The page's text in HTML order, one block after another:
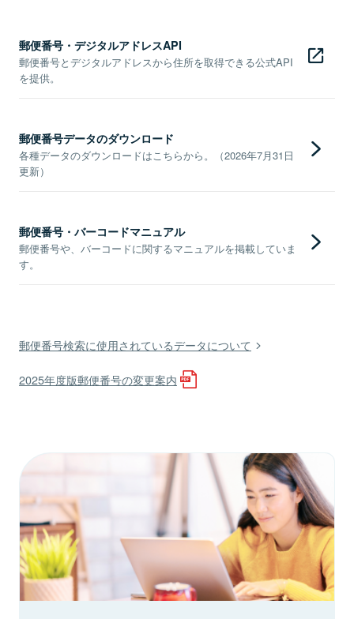
郵便番号・デジタルアドレスAPI
郵便番号とデジタルアドレスから住所を取得できる公式API
を提供。
郵便番号データのダウンロード
各種データのダウンロードはこちらから。（2026年7月31日
更新）
郵便番号・バーコードマニュアル
郵便番号や、バーコードに関するマニュアルを掲載していま
す。
郵便番号検索に使用されているデータについて
2025年度版郵便番号の変更案内